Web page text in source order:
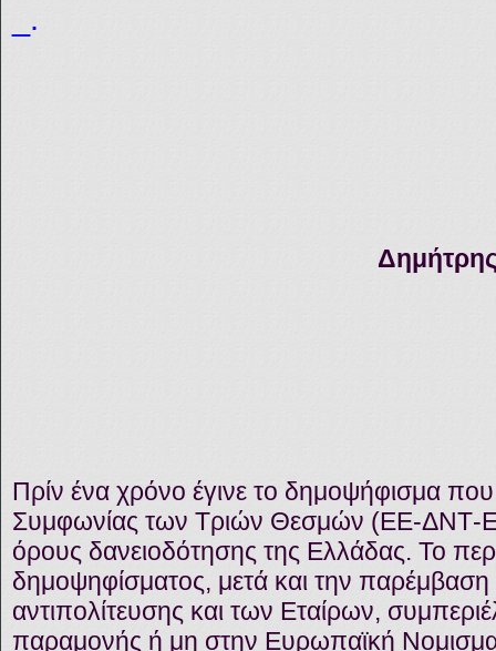
_.
Πρίν ένα χρόνο έγινε το δημοψήφισμα
Συμφωνίας των Τριών Θεσμών (ΕΕ-ΔΝΤ-
όρους δανειοδότησης της Ελλάδας. Το
δημοψηφίσματος, μετά και την παρέμβαση
αντιπολίτευσης και των Εταίρων,
παραμονής ή μη στην Ευρωπαϊκή